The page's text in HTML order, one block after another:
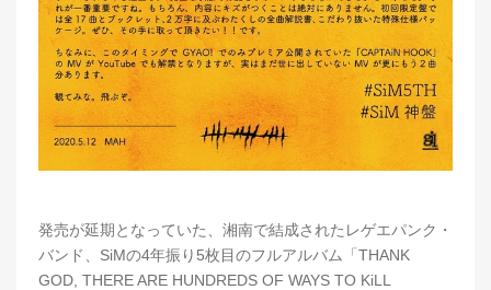
発売が延期となっていた、湘南で結成されたレゲエパンク・
バンド、SiMの4年振り5枚目のフルアルバム「THANK
GOD, THERE ARE HUNDREDS OF WAYS TO KiLL